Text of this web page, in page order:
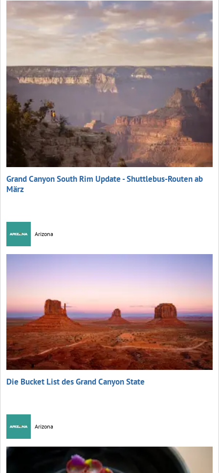
Grand Canyon South Rim Update - Shuttlebus-Routen ab
März
Arizona
Die Bucket List des Grand Canyon State
Arizona